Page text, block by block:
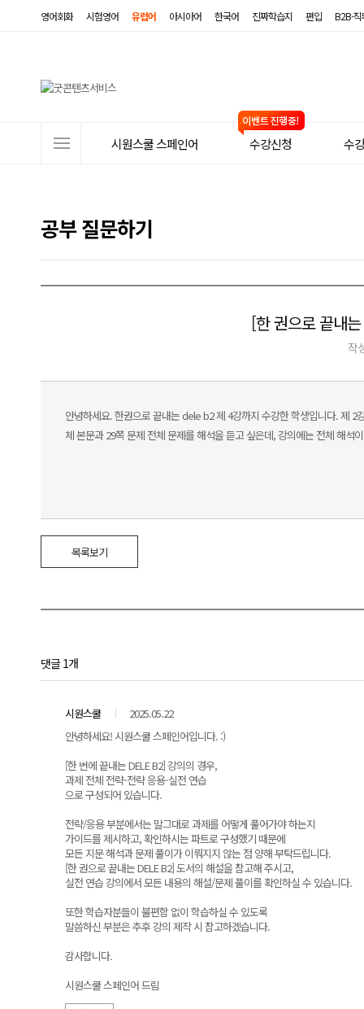
영어회화 시험영어 유럽어 아시아어 한국어 진짜학습지 편입 B2B·
뉴
시원스쿨 스페인어 수강신청 수
공부 질문하기
[한 권으로 끝내
작
안녕하세요. 한권으로 끝내는 dele b2 제 4강까지 수강한 학생입니다. 제
체 본문과 29쪽 문제 전체 문제를 해석을 듣고 싶은데, 강의에는 전체 해석
목록보기
댓글 1개
시원스쿨
2025.05.22
안녕하세요! 시원스쿨 스페인어입니다. :)
[한 번에 끝내는 DELE B2] 강의의 경우,
과제 전체 전략-전략 응용-실전 연습
으로 구성되어 있습니다.
전략/응용 부분에서는 말그대로 과제를 어떻게 풀어가야 하는지
가이드를 제시하고, 확인하시는 파트로 구성했기 때문에
모든 지문 해석과 문제 풀이가 이뤄지지 않는 점 양해 부탁드립니다.
[한 권으로 끝내는 DELE B2] 도서의 해설을 참고해 주시고,
실전 연습 강의에서 모든 내용의 해설/문제 풀이를 확인하실 수 있습니다.
또한 학습자분들이 불편함 없이 학습하실 수 있도록
말씀하신 부분은 추후 강의 제작 시 참고하겠습니다.
감사합니다.
시원스쿨 스페인어 드림